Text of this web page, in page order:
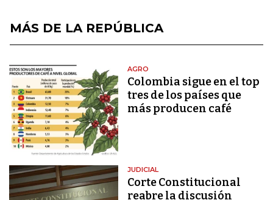
MÁS DE LA REPÚBLICA
AGRO
Colombia sigue en el top
tres de los países que
más producen café
JUDICIAL
Corte Constitucional
reabre la discusión